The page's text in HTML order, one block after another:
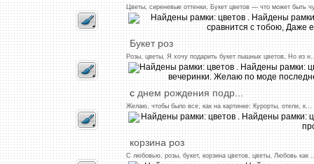
Цветы, сиреневые оттенки, Букет цветов— что может быть чу
Букет роз
Розы, цветы, Я хочу подарить букет пышных цветов, Но из
сднем рождения подр...
Желаю, чтобы было все, как на картинке: Курорты, отели, к...
корзина роз
С любовью, розы, букет, корзина цветов, цветы, Любовь как